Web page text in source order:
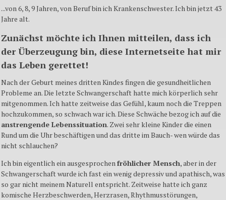
...von 6, 8, 9 Jahren, von Beruf bin ich Krankenschwester. Ich bin jetzt 43
Jahre alt.
Zunächst möchte ich Ihnen mitteilen, dass ich
der Überzeugung bin, diese Internetseite hat mir
das Leben gerettet!
Nach der Geburt meines dritten Kindes fingen die gesundheitlichen
Probleme an. Die letzte Schwangerschaft hatte mich körperlich sehr
mitgenommen. Ich hatte zeitweise das Gefühl, kaum noch die Treppen
hochzukommen, so schwach war ich. Diese Schwäche bezog ich auf die
anstrengende Lebenssituation. Zwei sehr kleine Kinder die einen
Rund um die Uhr beschäftigen und das dritte im Bauch- wen würde das
nicht schlauchen?
Ich bin eigentlich ein ausgesprochenfröhlicher Mensch, aber in der
Schwangerschaft wurde ich fast ein wenig depressiv und apathisch, was
so gar nicht meinem Naturell entspricht. Zeitweise hatte ich ganz
komische Herzbeschwerden, Herzrasen, Rhythmusstörungen,